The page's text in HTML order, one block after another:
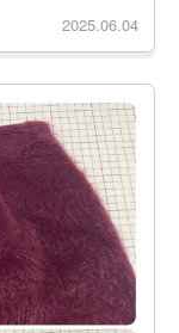
2025.06.04